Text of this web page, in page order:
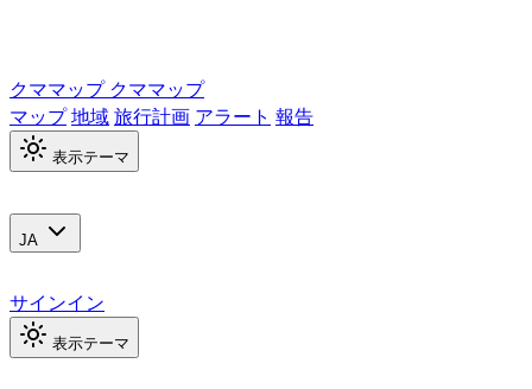
クママップ クママップ
マップ地域旅行計画 アラート 報告
表示テーマ
JA
サインイン
表示テーマ